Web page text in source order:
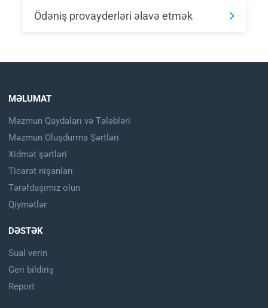
Ödəniş provayderləri əlavə etmək
MƏLUMAT
Məzmun Qaydaları və Tələbləri
Məzmun Oluşdurma Şərtləri
Xidmət şərtləri
Ticarət nişanları
Tərəfdaşımız olun
Qiymətlər
DƏSTƏK
Sual verin
Geri bildiriş
Report